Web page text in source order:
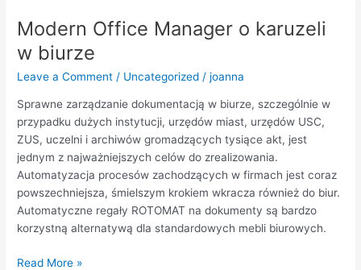
Modern Office Manager o karuzeli
w biurze
Leave a Comment / Uncategorized /joanna
Sprawne zarządzanie dokumentacją w biurze, szczególnie w
przypadku dużych instytucji, urzędów miast, urzędów USC,
ZUS, uczelni i archiwów gromadzących tysiące akt, jest
jednym z najważniejszych celów do zrealizowania.
Automatyzacja procesów zachodzących w firmach jest coraz
powszechniejsza, śmielszym krokiem wkracza również do biur.
Automatyczne regały ROTOMAT na dokumenty są bardzo
korzystną alternatywą dla standardowych mebli biurowych.
Modern
Office
Manager
o
w
biurze
Read More »